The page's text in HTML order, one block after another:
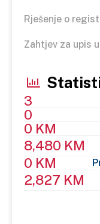
Rješenje o
Zahtjev za upis
3
0
0 KM
8,480 KM
0 KM
2,827 KM